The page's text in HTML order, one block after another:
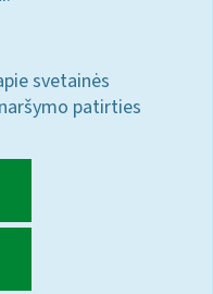
svetainės
patirties